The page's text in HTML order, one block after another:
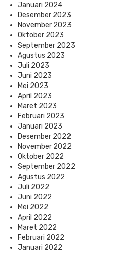
Januari 2024
Desember 2023
November 2023
Oktober 2023
September 2023
Agustus 2023
Juli 2023
Juni 2023
Mei 2023
April 2023
Maret 2023
Februari 2023
Januari 2023
Desember 2022
November 2022
Oktober 2022
September 2022
Agustus 2022
Juli 2022
Juni 2022
Mei 2022
April 2022
Maret 2022
Februari 2022
Januari 2022